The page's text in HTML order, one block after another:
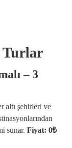
Turlar
– 3
altı şehirleri ve
sunar. Fiyat: 0₺